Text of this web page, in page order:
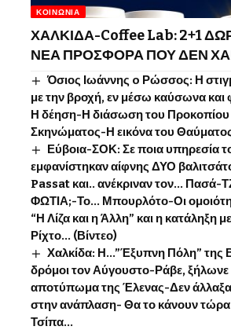
ΚΟΙΝΩΝΊΑ
ΧΑΛΚΙΔΑ-Coffee Lab: 2+1
ΝΕΑ ΠΡΟΣΦΟΡΑ ΠΟΥ ΔΕΝ
Όσιος Ιωάννης o Ρώσσος: Η
με την βροχή, εν μέσω καύσωνα και
Η δέηση-Η διάσωση του Προκοπίου
Σκηνώματος-Η εικόνα του
Εύβοια-ΣΟΚ: Σε ποια υπηρεσία
εμφανίστηκαν αίφνης ΔΥΟ
Passat και.. ανέκριναν τον… Πασά-
ΦΩΤΙΑ;-Το… Μπουρλότο-Οι
“Η Λίζα και η Άλλη” και η κατάληξη
Ρίχτο… (Βίντεο)
Χαλκίδα: Η…”Έξυπνη Πόλη” της
δρόμοι τον Αύγουστο-Ράβε,
αποτύπωμα της Έλενας-Δεν
στην ανάπλαση- Θα το κάνουν τώρα-
Τσίπα…